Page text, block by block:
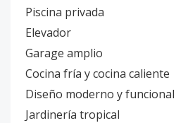
Piscina privada
Elevador
Garage amplio
Cocina fría y cocina caliente
Diseño moderno y funcional
Jardinería tropical